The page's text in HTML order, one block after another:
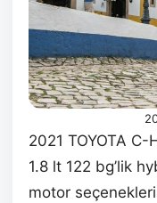
2021 TOYOTA C-
1.8 lt 122 bg’lik
motor